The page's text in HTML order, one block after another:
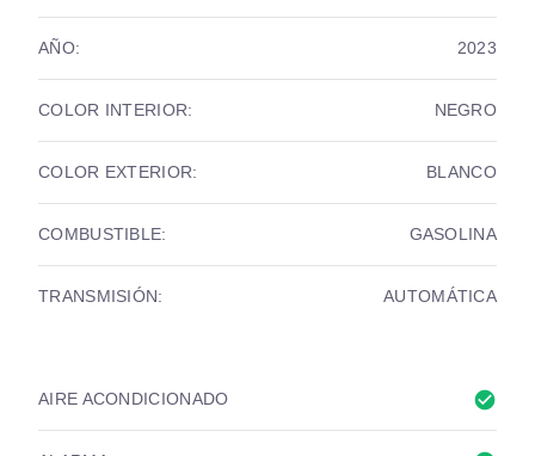
AÑO: 2023
COLOR INTERIOR: NEGRO
COLOR EXTERIOR: BLANCO
COMBUSTIBLE: GASOLINA
TRANSMISIÓN: AUTOMÁTICA
AIRE ACONDICIONADO check_circle